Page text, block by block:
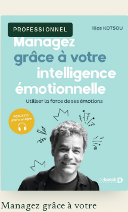
PROFESSIONNEL
Managez grâce à votre